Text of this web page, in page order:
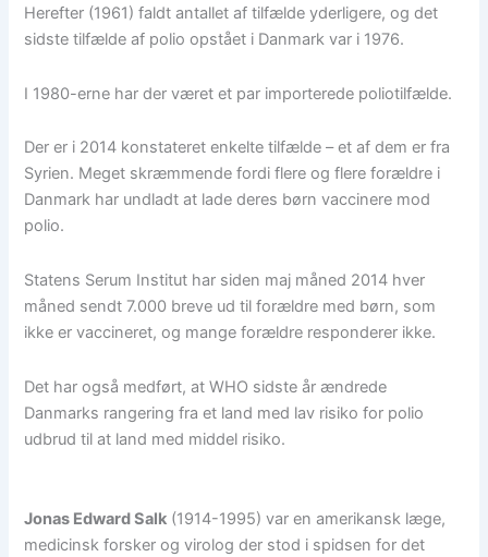
Herefter (1961) faldt antallet af tilfælde yderligere, og det
sidste tilfælde af polio opstået i Danmark var i 1976.
I 1980-erne har der været et par importerede poliotilfælde.
Der er i 2014 konstateret enkelte tilfælde – et af dem er fra
Syrien. Meget skræmmende fordi flere og flere forældre i
Danmark har undladt at lade deres børn vaccinere mod
polio.
Statens Serum Institut har siden maj måned 2014 hver
måned sendt 7.000 breve ud til forældre med børn, som
ikke er vaccineret, og mange forældre responderer ikke.
Det har også medført, at WHO sidste år ændrede
Danmarks rangering fra et land med lav risiko for polio
udbrud til at land med middel risiko.
Jonas Edward Salk (1914-1995) var en amerikansk læge,
medicinsk forsker og virolog der stod i spidsen for det